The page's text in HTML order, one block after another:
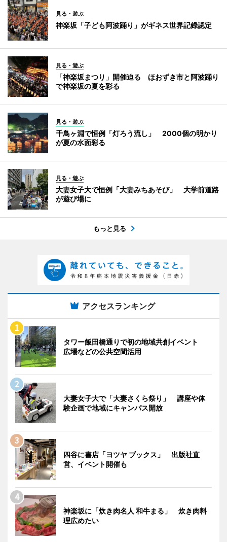
見る・遊ぶ
神楽坂「子ども阿波踊り」がギネス世界記録認定
見る・遊ぶ
「神楽坂まつり」開催迫る ほおずき市と阿波踊り
で神楽坂の夏を彩る
見る・遊ぶ
千鳥ヶ淵で恒例「灯ろう流し」 2000個の明かり
が夏の水面彩る
見る・遊ぶ
大妻女子大で恒例「大妻みちあそび」 大学前道路
が遊び場に
もっと見る
アクセスランキング
タワー飯田橋通りで初の地域共創イベント
広場などの公共空間活用
大妻女子大で「大妻さくら祭り」 講座や体
験企画で地域にキャンパス開放
四谷に書店「ヨツヤ ブックス」 出版社直
営、イベント開催も
神楽坂に「炊き肉名人 和牛まる」 炊き肉料
理広めたい